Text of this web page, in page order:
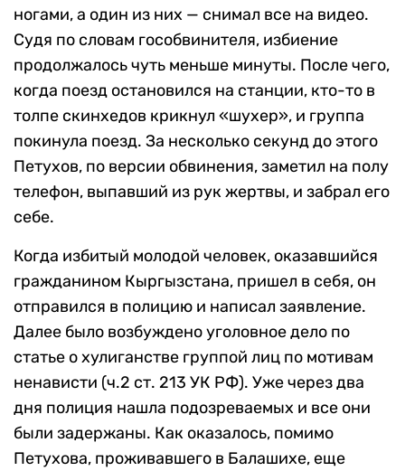
ногами, а один из них — снимал все на видео.
Судя по словам гособвинителя, избиение
продолжалось чуть меньше минуты. После чего,
когда поезд остановился на станции, кто-то в
толпе скинхедов крикнул «шухер», и группа
покинула поезд. За несколько секунд до этого
Петухов, по версии обвинения, заметил на полу
телефон, выпавший из рук жертвы, и забрал его
себе.
Когда избитый молодой человек, оказавшийся
гражданином Кыргызстана, пришел в себя, он
отправился в полицию и написал заявление.
Далее было возбуждено уголовное дело по
статье о хулиганстве группой лиц по мотивам
ненависти (ч.2 ст. 213 УК РФ). Уже через два
дня полиция нашла подозреваемых и все они
были задержаны. Как оказалось, помимо
Петухова, проживавшего в Балашихе, еще